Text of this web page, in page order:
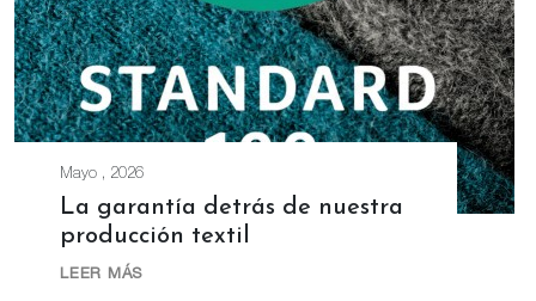
Mayo , 2026
La garantía detrás de nuestra
producción textil
LEER MÁS